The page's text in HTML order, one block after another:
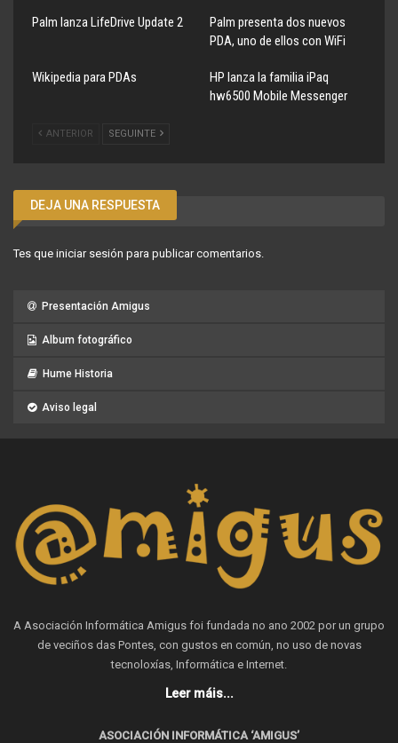
Palm lanza LifeDrive Update 2
Palm presenta dos nuevos
PDA, uno de ellos con WiFi
Wikipedia para PDAs
HP lanza la familia iPaq
hw6500 Mobile Messenger
ANTERIOR SEGUINTE
DEJA UNA RESPUESTA
Tes que iniciar sesión para publicar comentarios.
Presentación Amigus
Album fotográfico
Hume Historia
Aviso legal
A Asociación Informática Amigus foi fundada no ano 2002 por un grupo
de veciños das Pontes, con gustos en común, no uso de novas
tecnoloxías, Informática e Internet.
Leer máis...
ASOCIACIÓN INFORMÁTICA ‘AMIGUS’